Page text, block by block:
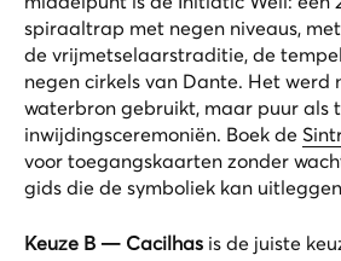
spiraaltrap met negen niveaus,
de vrijmetselaarstraditie, de
negen cirkels van Dante. Het werd
waterbron gebruikt, maar puur als
inwijdingsceremoniën. Boek de
voor toegangskaarten zonder
gids die de symboliek kan
Keuze B — Cacilhas is de juiste